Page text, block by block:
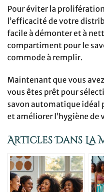
Pour éviter la
l’efficacité de votre
facile à démonter et à
compartiment pour le
commode à remplir.
Maintenant que vous
vous êtes prêt pour
savon automatique idéal
et améliorer l’hygiène de
Articles Dans La